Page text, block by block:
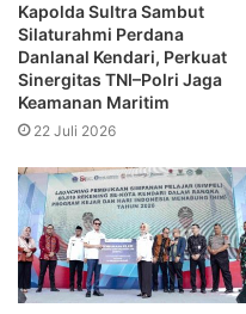
Kapolda Sultra Sambut
Silaturahmi Perdana
Danlanal Kendari, Perkuat
Sinergitas TNI–Polri Jaga
Keamanan Maritim
22 Juli 2026